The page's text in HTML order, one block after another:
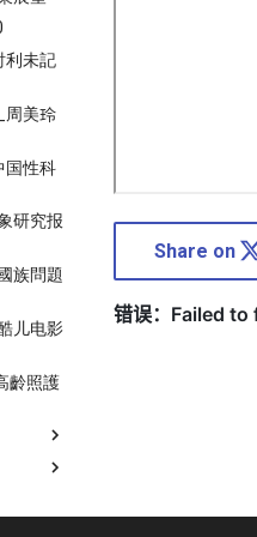
利未記
周美玲
国性科
研究报
族問題
儿电影
齡照護
Share on